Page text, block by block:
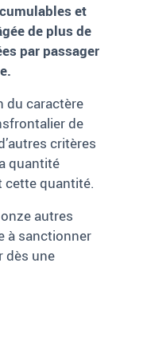
et
de plus de
par passager
.
du caractère
de
critères
quantité
cette quantité.
autres
à sanctionner
dès une